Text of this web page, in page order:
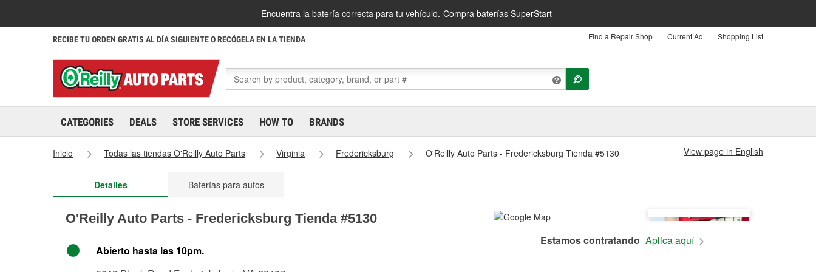
Encuentra la batería correcta para tu vehículo. Compra baterías SuperStart
RECIBE TU ORDEN GRATIS AL DÍA SIGUIENTE O RECÓGELA EN LA TIENDA Find a Repair Shop Current Ad Shopping List
CATEGORIES DEALS STORE SERVICES HOW TO BRANDS
Inicio Todas las tiendas O'Reilly Auto Parts Virginia Fredericksburg O'Reilly Auto Parts - Fredericksburg Tienda #5130 View page in English
Detalles Baterías para autos
O'Reilly Auto Parts - Fredericksburg Tienda #5130
Abierto hasta las 10pm.
Estamos contratando Aplica aquí